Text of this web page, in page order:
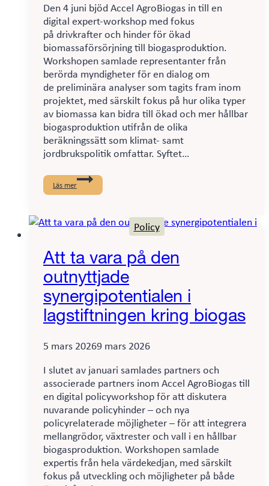
Den 4 juni bjöd Accel AgroBiogas in till en
digital expert-workshop med fokus
på drivkrafter och hinder för ökad
biomassaförsörjning till biogasproduktion.
Workshopen samlade representanter från
berörda myndigheter för en dialog om
de preliminära analyser som tagits fram inom
projektet, med särskilt fokus på hur olika typer
av biomassa kan bidra till ökad och mer hållbar
biogasproduktion utifrån de olika
beräkningssätt som klimat- samt
jordbrukspolitik omfattar. Syftet…
Läs mer
Expert-
workshop
samlade
biomassa,
regelverk
Policy
Att ta vara på den
outnyttjade
synergipotentialen i
lagstiftningen kring biogas
5 mars 20269 mars 2026
I slutet av januari samlades partners och
associerade partners inom Accel AgroBiogas till
en digital policyworkshop för att diskutera
nuvarande policyhinder – och nya
policyrelaterade möjligheter – för att integrera
mellangrödor, växtrester och vall i en hållbar
biogasproduktion. Workshopen samlade
expertis från hela värdekedjan, med särskilt
fokus på utveckling och möjligheter på både